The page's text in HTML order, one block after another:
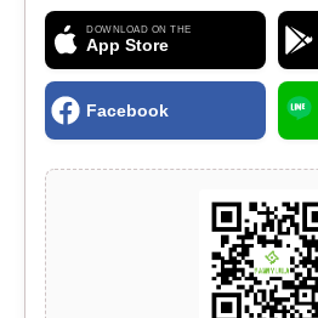
DOWNLOAD ON THE
App Store
Facebook